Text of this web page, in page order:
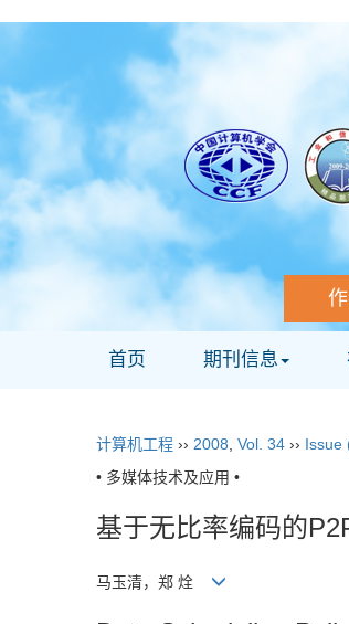
首页 期刊信息
计算机工程 ›› 2008 Vol. 34 ›› Issue
• 多媒体技术及应用 •
基于无比率编码的
马玉清，郑 烇